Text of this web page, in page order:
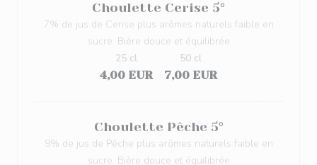
Choulette Cerise 5°
7% de jus de Cerise plus arômes naturels faible en
sucre. Bière douce et équilibrée
4,00 EUR
25 cl
7,00 EUR
50 cl
Choulette Pêche 5°
9% de jus de Pêche plus arômes naturels faible en
sucre. Bière douce et équilibrée